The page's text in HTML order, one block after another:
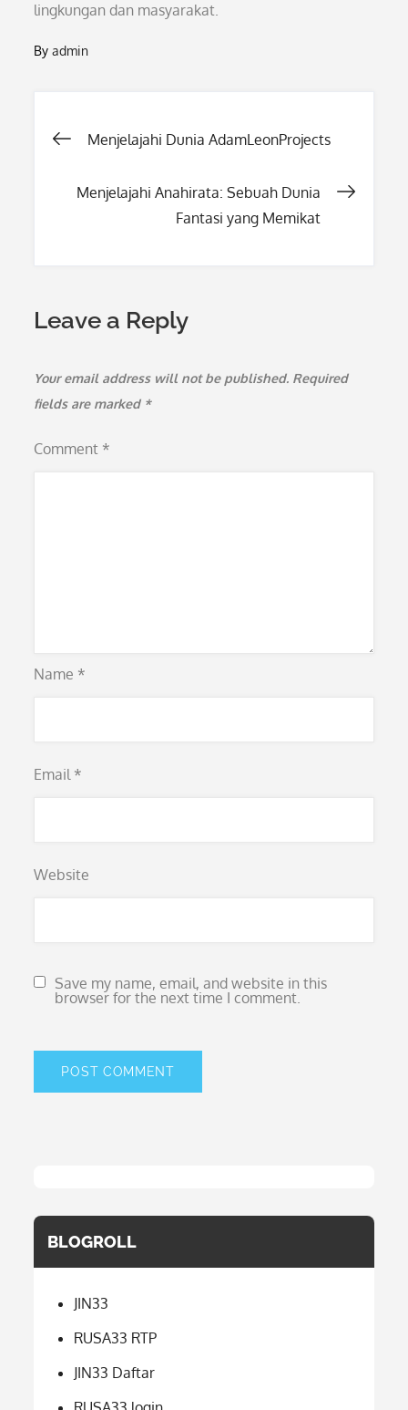
lingkungan dan masyarakat.
Byadmin
Post
navigation
Menjelajahi Dunia AdamLeonProjects
Menjelajahi Anahirata: Sebuah Dunia
Fantasi yang Memikat
Leave a Reply
Your email address will not be published. Required
fields are marked *
Comment *
Name *
Email *
Website
Save my name, email, and website in this
browser for the next time I comment.
BLOGROLL
JIN33
RUSA33 RTP
JIN33 Daftar